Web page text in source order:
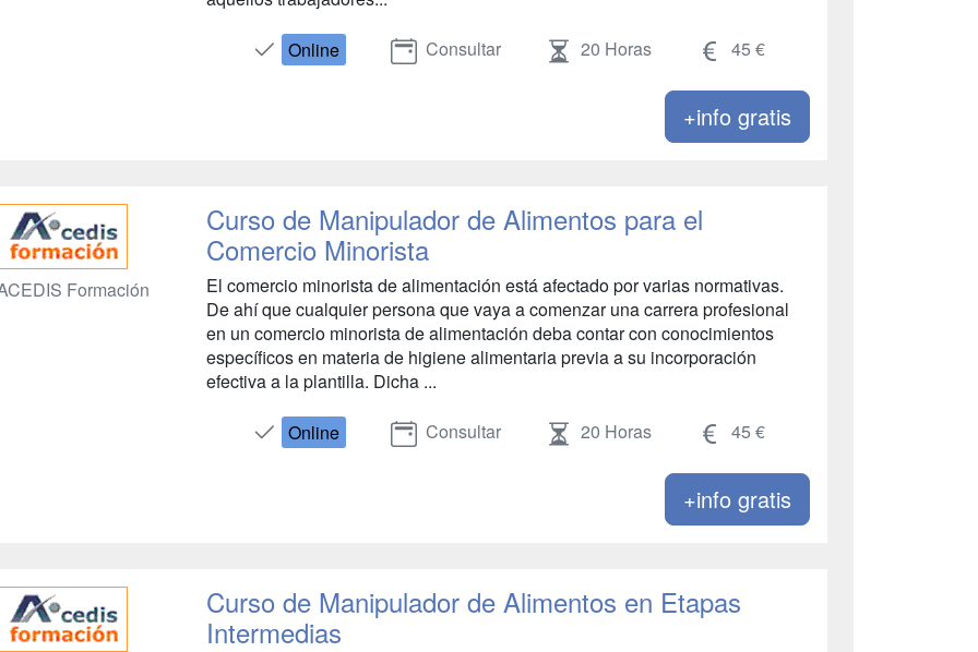
Online Consultar 20 Horas 45 €
+info gratis
Formación
Curso de Manipulador de Alimentos para el
Comercio Minorista
El comercio minorista de alimentación está afectado por varias normativas.
De ahí que cualquier persona que vaya a comenzar una carrera profesional
en un comercio minorista de alimentación deba contar con conocimientos
específicos en materia de higiene alimentaria previa a su incorporación
efectiva a la plantilla. Dicha ...
Online Consultar 20 Horas 45 €
+info gratis
Curso de Manipulador de Alimentos en Etapas
Intermedias